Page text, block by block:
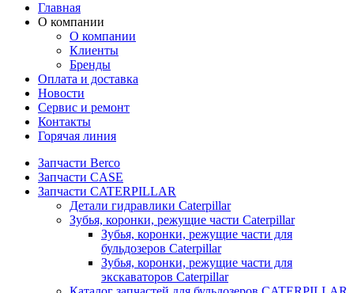
Главная
О компании
О компании
Клиенты
Бренды
Оплата и доставка
Новости
Сервис и ремонт
Контакты
Горячая линия
Запчасти Berco
Запчасти CASE
Запчасти CATERPILLAR
Детали гидравлики Caterpillar
Зубья, коронки, режущие части Caterpillar
Зубья, коронки, режущие части для
бульдозеров Caterpillar
Зубья, коронки, режущие части для
экскаваторов Caterpillar